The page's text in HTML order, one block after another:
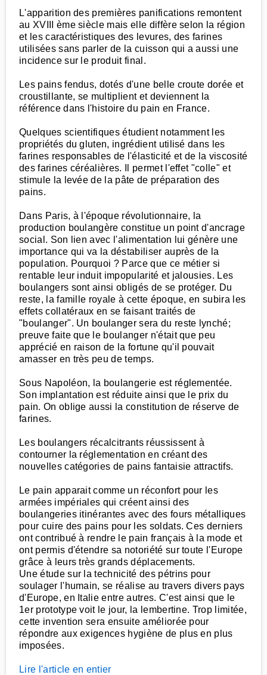
L'apparition des premières panifications remontent
au XVIII ème siècle mais elle diffère selon la région
et les caractéristiques des levures, des farines
utilisées sans parler de la cuisson qui a aussi une
incidence sur le produit final.
Les pains fendus, dotés d'une belle croute dorée et
croustillante, se multiplient et deviennent la
référence dans l'histoire du pain en France.
Quelques scientifiques étudient notamment les
propriétés du gluten, ingrédient utilisé dans les
farines responsables de l'élasticité et de la viscosité
des farines céréalières. Il permet l'effet "colle" et
stimule la levée de la pâte de préparation des
pains.
Dans Paris, à l'époque révolutionnaire, la
production boulangère constitue un point d'ancrage
social. Son lien avec l'alimentation lui génère une
importance qui va la déstabiliser auprès de la
population. Pourquoi ? Parce que ce métier si
rentable leur induit impopularité et jalousies. Les
boulangers sont ainsi obligés de se protéger. Du
reste, la famille royale à cette époque, en subira les
effets collatéraux en se faisant traités de
"boulanger". Un boulanger sera du reste lynché;
preuve faite que le boulanger n'était que peu
apprécié en raison de la fortune qu'il pouvait
amasser en très peu de temps.
Sous Napoléon, la boulangerie est réglementée.
Son implantation est réduite ainsi que le prix du
pain. On oblige aussi la constitution de réserve de
farines.
Les boulangers récalcitrants réussissent à
contourner la réglementation en créant des
nouvelles catégories de pains fantaisie attractifs.
Le pain apparait comme un réconfort pour les
armées impériales qui créent ainsi des
boulangeries itinérantes avec des fours métalliques
pour cuire des pains pour les soldats. Ces derniers
ont contribué à rendre le pain français à la mode et
ont permis d'étendre sa notoriété sur toute l'Europe
grâce à leurs très grands déplacements.
Une étude sur la technicité des pétrins pour
soulager l'humain, se réalise au travers divers pays
d'Europe, en Italie entre autres. C'est ainsi que le
1er prototype voit le jour, la lembertine. Trop limitée,
cette invention sera ensuite améliorée pour
répondre aux exigences hygiène de plus en plus
imposées.
Lire l'article en entier